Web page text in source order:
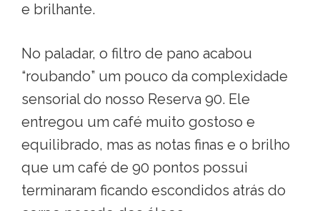
e brilhante.
No paladar, o filtro de pano acabou
“roubando” um pouco da complexidade
sensorial do nosso Reserva 90. Ele
entregou um café muito gostoso e
equilibrado, mas as notas finas e o brilho
que um café de 90 pontos possui
terminaram ficando escondidos atrás do